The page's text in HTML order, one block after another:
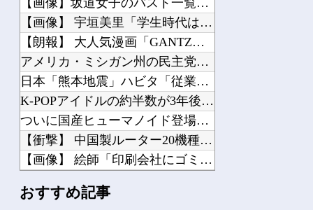
【画像】 宇垣美里「学生時代は全然モテなかったです」←これほんまかぁ？w w w...
【朗報】 大人気漫画「GANTZ」がAmazonでなんと全巻100円ｗｗｗｗｗｗ
アメリカ・ミシガン州の民主党予備選挙 イスラム教徒の“急進左派”候補が勝利確実に...
日本「熊本地震」ハビタ「従業員2人亡くなる」営業部長「イオンのスタッフに制止され...
K-POPアイドルの約半数が3年後には姿を消す…損益分岐点突破は4％未満
ついに国産ヒューマノイド登場、人手不足深刻化の医療・製造現場などでの活用想定！
【衝撃】 中国製ルーター20機種にバックドア発見！ ネットに繋ぐだけで35秒ごと...
【画像】 絵師「印刷会社にゴミみたい印刷されたから晒すわ」→お前がクレーマーだと...
おすすめ記事